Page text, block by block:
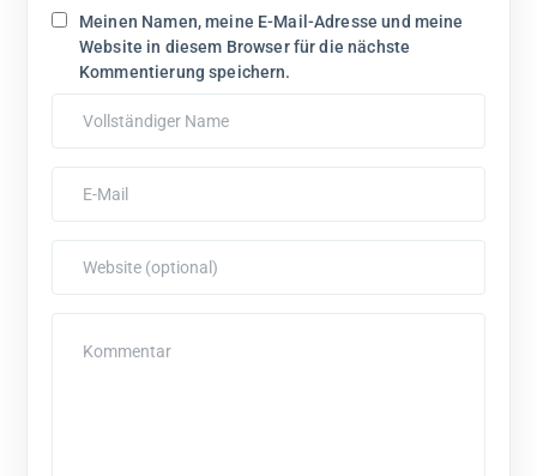
Meinen Namen, meine E-Mail-Adresse und meine
Website in diesem Browser für die nächste
Kommentierung speichern.